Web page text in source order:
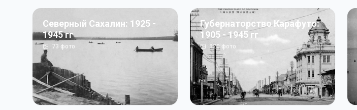
Северный Сахалин: 1925 -
1945 гг
73 фото
Губернаторство Карафуто:
1905 - 1945 гг
820фото